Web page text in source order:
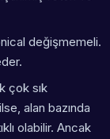
değişmemeli.
çok sık
alan bazında
olabilir. Ancak